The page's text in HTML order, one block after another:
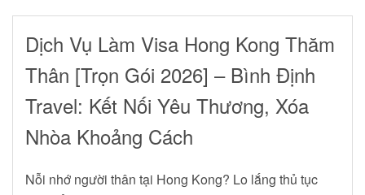
Dịch Vụ Làm Visa Hong Kong Thăm
Thân [Trọn Gói 2026] – Bình Định
Travel: Kết Nối Yêu Thương, Xóa
Nhòa Khoảng Cách
Nỗi nhớ người thân tại Hong Kong? Lo lắng thủ tục